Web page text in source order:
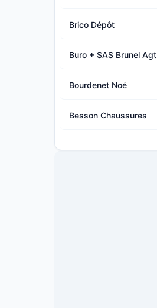
Brico Dépôt
Buro + SAS Brunel Agt
Bourdenet Noé
Besson Chaussures